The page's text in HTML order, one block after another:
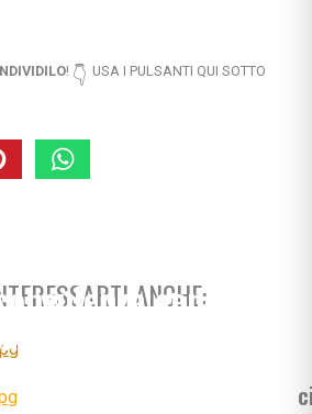
! 👇 USA I PULSANTI QUI SOTTO
ANCHE:
genetica